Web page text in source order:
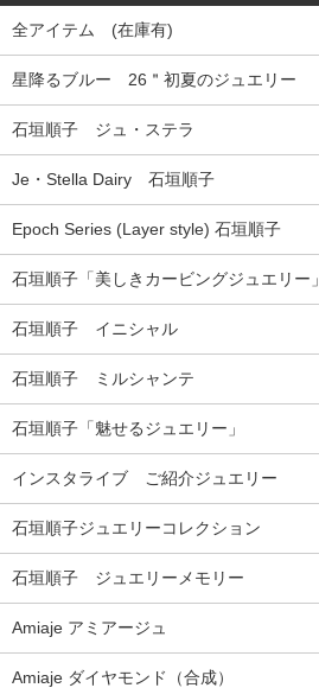
全アイテム (在庫有)
星降るブルー 26＂初夏のジュエリー
石垣順子 ジュ・ステラ
Je・Stella Dairy 石垣順子
Epoch Series (Layer style) 石垣順子
石垣順子「美しきカービングジュエリー」
石垣順子 イニシャル
石垣順子 ミルシャンテ
石垣順子「魅せるジュエリー」
インスタライブ ご紹介ジュエリー
石垣順子ジュエリーコレクション
石垣順子 ジュエリーメモリー
Amiaje アミアージュ
Amiaje ダイヤモンド（合成）